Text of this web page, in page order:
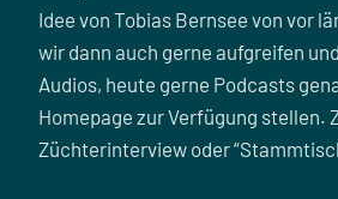
Idee von Tobias Bernsee von vor
wir dann auch gerne aufgreifen
Audios, heute gerne Podcasts
Homepage zur Verfügung stellen.
Züchterinterview oder